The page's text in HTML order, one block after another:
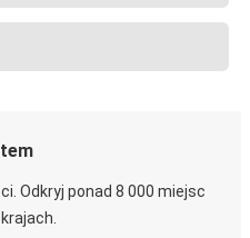
Odkryj ponad 8 000 miejsc